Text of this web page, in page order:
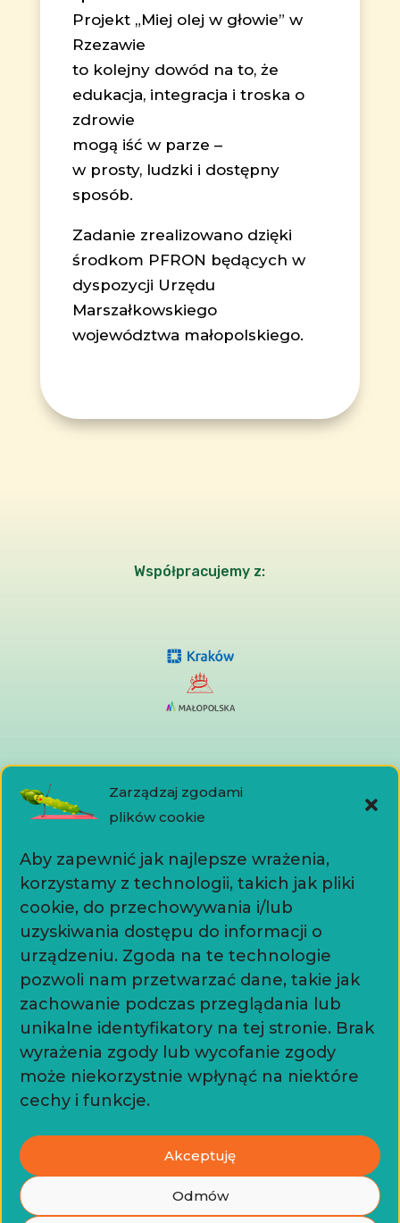
Zarządzaj zgodami
plików cookie
Aby zapewnić jak najlepsze wrażenia,
korzystamy z technologii, takich jak pliki
cookie, do przechowywania i/lub
uzyskiwania dostępu do informacji o
urządzeniu. Zgoda na te technologie
pozwoli nam przetwarzać dane, takie jak
zachowanie podczas przeglądania lub
unikalne identyfikatory na tej stronie. Brak
wyrażenia zgody lub wycofanie zgody
może niekorzystnie wpłynąć na niektóre
cechy i funkcje.
Akceptuję
Odmów
Projekt „Miej olej w głowie” w
Rzezawie
to kolejny dowód na to, że
edukacja, integracja i troska o
zdrowie
mogą iść w parze –
w prosty, ludzki i dostępny
sposób.
Zadanie zrealizowano dzięki
środkom PFRON będących w
dyspozycji Urzędu
Marszałkowskiego
województwa małopolskiego.
Współpracujemy z:
Media
Kontakt
+48518515052
warsztaty.chochla@gmail.com
Dokumenty
Polityka prywatności
Współpraca